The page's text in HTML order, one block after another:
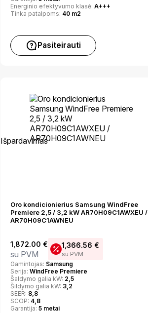
Energinio efektyvumo klasė: A+++
Tinka patalpoms: 40 m2
Pasiteirauti
Išpardavimas
Oro kondicionierius Samsung WindFree
Premiere 2,5 / 3,2 kW AR70H09C1AWXEU /
AR70H09C1AWNEU
1,872.00 €
su PVM
1,366.56 €
su PVM
Gamintojas: Samsung
Serija: WindFree Premiere
Šaldymo galia kW: 2,5
Šildymo galia kW: 3,2
SEER: 8,8
SCOP: 4,8
Garantija: 5 metai